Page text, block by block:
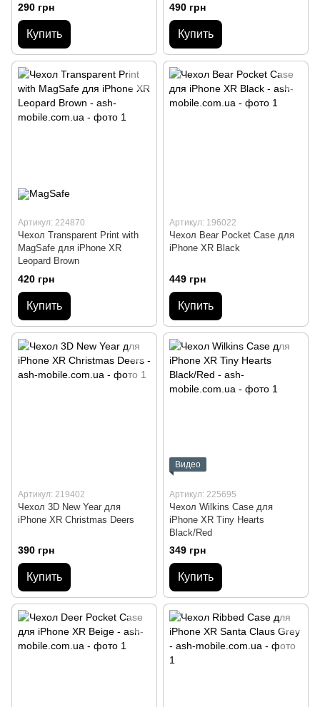
290 грн
Купить
490 грн
Купить
Артикул: 224870
Чехол Transparent Print with
MagSafe для iPhone XR
Leopard Brown
420 грн
Купить
Артикул: 196022
Чехол Bear Pocket Case для
iPhone XR Black
449 грн
Купить
Артикул: 219402
Чехол 3D New Year для
iPhone XR Christmas Deers
390 грн
Купить
Видео
Артикул: 225695
Чехол Wilkins Case для
iPhone XR Tiny Hearts
Black/Red
349 грн
Купить